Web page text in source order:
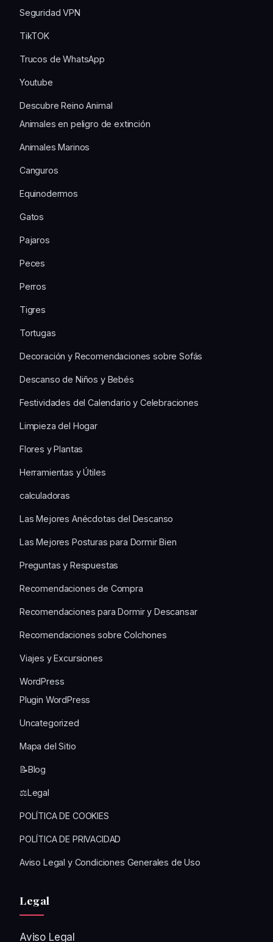
Seguridad VPN
TikTOK
Trucos de WhatsApp
Youtube
Descubre Reino Animal
Animales en peligro de extinción
Animales Marinos
Canguros
Equinodermos
Gatos
Pajaros
Peces
Perros
Tigres
Tortugas
Decoración y Recomendaciones sobre Sofás
Descanso de Niños y Bebés
Festividades del Calendario y Celebraciones
Limpieza del Hogar
Flores y Plantas
Herramientas y Útiles
calculadoras
Las Mejores Anécdotas del Descanso
Las Mejores Posturas para Dormir Bien
Preguntas y Respuestas
Recomendaciones de Compra
Recomendaciones para Dormir y Descansar
Recomendaciones sobre Colchones
Viajes y Excursiones
WordPress
Plugin WordPress
Uncategorized
Mapa del Sitio
📝Blog
⚖️Legal
POLÍTICA DE COOKIES
POLÍTICA DE PRIVACIDAD
Aviso Legal y Condiciones Generales de Uso
Legal
Aviso Legal